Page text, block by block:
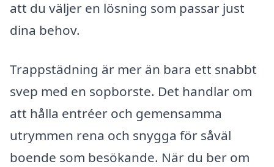
att du väljer en lösning som passar just
dina behov.
Trappstädning är mer än bara ett snabbt
svep med en sopborste. Det handlar om
att hålla entréer och gemensamma
utrymmen rena och snygga för såväl
boende som besökande. När du ber om